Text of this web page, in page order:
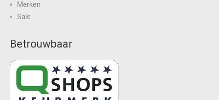
Merken
Sale
Betrouwbaar